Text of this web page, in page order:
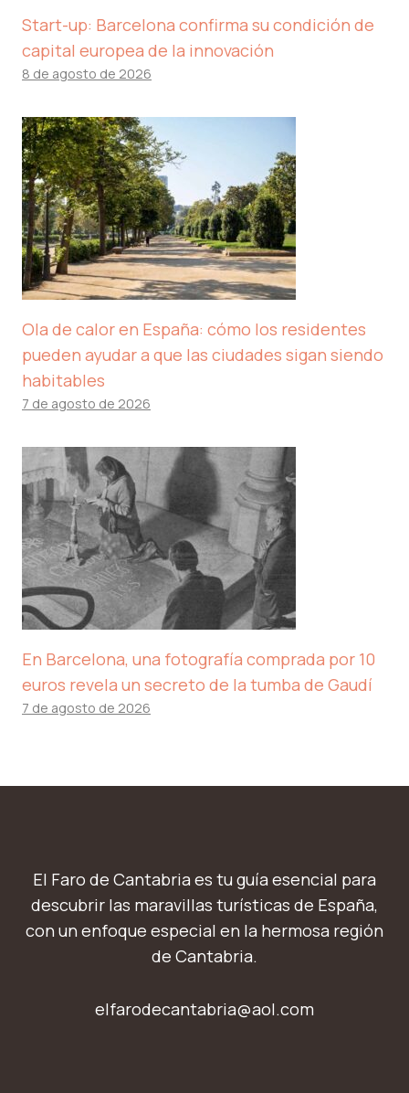
Start-up: Barcelona confirma su condición de
capital europea de la innovación
8 de agosto de 2026
Ola de calor en España: cómo los residentes
pueden ayudar a que las ciudades sigan siendo
habitables
7 de agosto de 2026
En Barcelona, ​​una fotografía comprada por 10
euros revela un secreto de la tumba de Gaudí
7 de agosto de 2026
El Faro de Cantabria es tu guía esencial para
descubrir las maravillas turísticas de España,
con un enfoque especial en la hermosa región
de Cantabria.
elfarodecantabria@aol.com